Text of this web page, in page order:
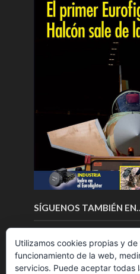
SÍGUENOS TAMBIÉN EN…
Utilizamos cookies propias y
funcionamiento de la web,
servicios. Puede aceptar todas